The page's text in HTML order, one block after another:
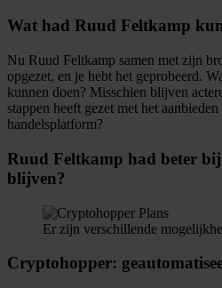
Wat had Ruud Feltkamp
Nu Ruud Feltkamp samen met zijn
opgezet, en je hebt het geprobeerd.
kunnen doen? Misschien blijven
stappen heeft gezet met het
handelsplatform?
Ruud Feltkamp had beter
blijven?
Er zijn verschillende
Cryptohopper: